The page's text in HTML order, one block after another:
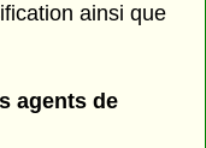
ainsi que
agents de